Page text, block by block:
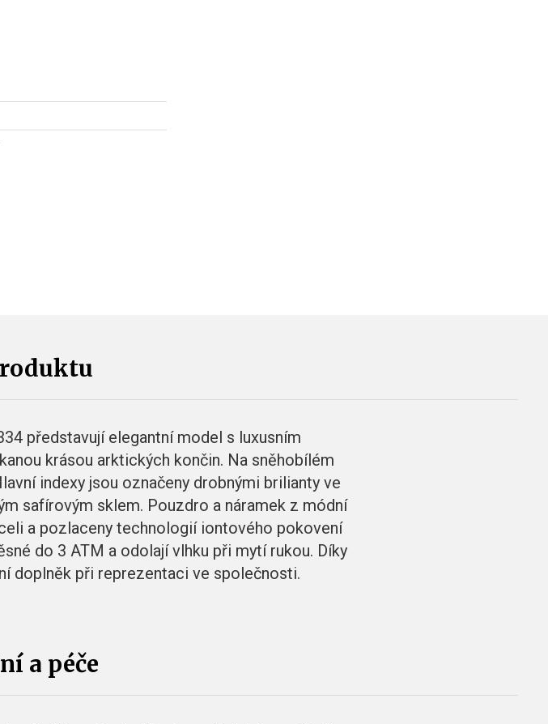
představují elegantní model s luxusním
krásou arktických končin. Na sněhobílém
indexy jsou označeny drobnými brilianty ve
safírovým sklem. Pouzdro a náramek z módní
a pozlaceny technologií iontového pokovení
do 3 ATM a odolají vlhku při mytí rukou. Díky
doplněk při reprezentaci ve společnosti.
a péče